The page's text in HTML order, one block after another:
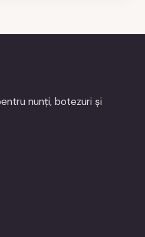
nunți, botezuri și